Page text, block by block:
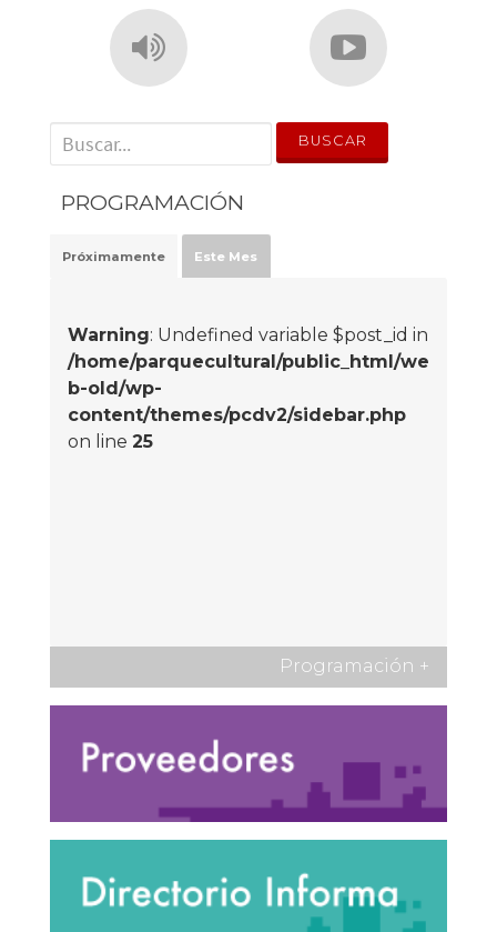
' . __('Search for:') . '
PROGRAMACIÓN
Próximamente Este Mes
Warning: Undefined variable $post_id in
/home/parquecultural/public_html/we
b-old/wp-
content/themes/pcdv2/sidebar.php
on line 25
Programación +